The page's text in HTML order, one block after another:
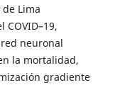
Lima
neuronal
la mortalidad,
gradiente